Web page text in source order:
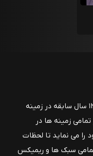
سایت و گروه میفا موزیک با بیش از ۱۲ سال سابقه در زمینه
زمینه ها در
می نماید تا لحظات
سبک ها و ریمیکس